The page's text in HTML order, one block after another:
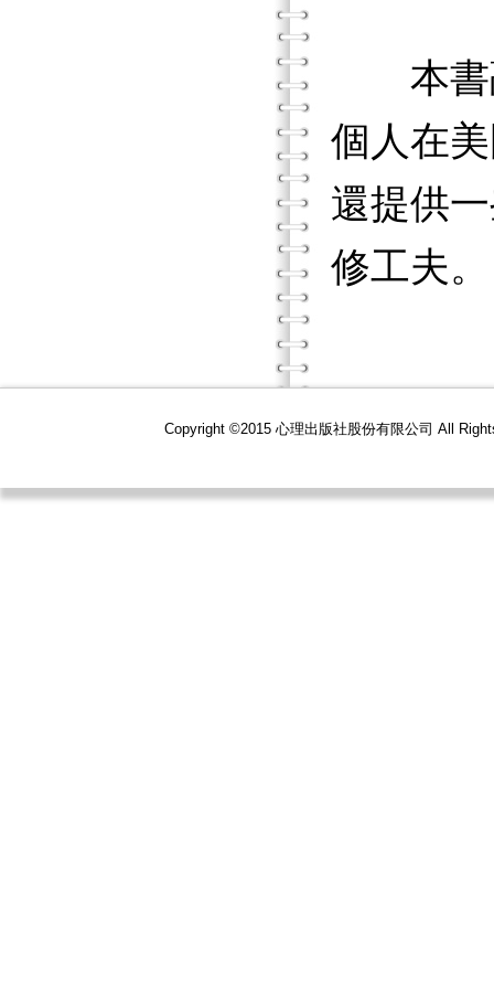
本書融
個人在
還提供
修工夫。
Copyright ©2015 心理出版社股份有限公司 All